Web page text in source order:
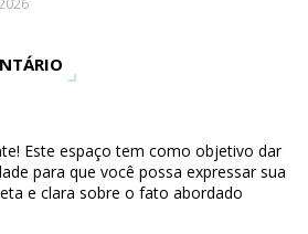
Este espaço tem como objetivo dar
para que você possa expressar sua
e clara sobre o fato abordado